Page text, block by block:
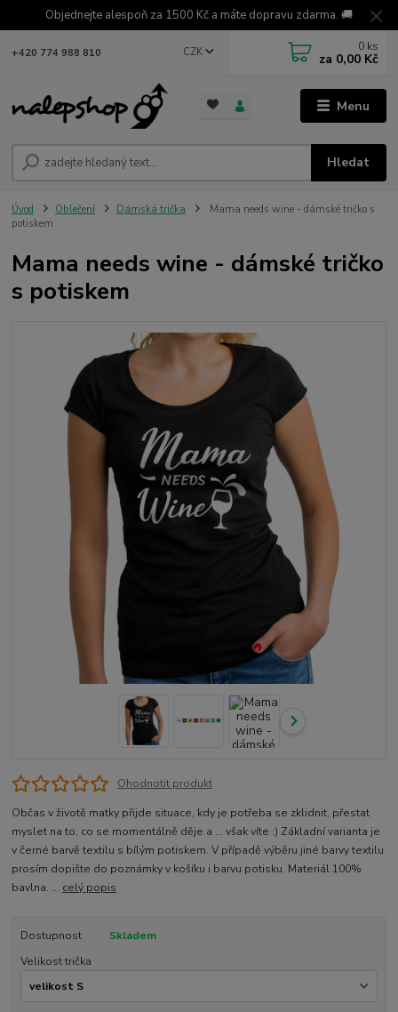
Objednejte alespoň za 1500 Kč a máte dopravu zdarma. 🚚
Menu
CZK
Hledat
+420 774 988 810 0 ks
za 0,00 Kč
Úvod Oblečení Dámská trička
Mama needs wine - dámské tričko s
potiskem
Mama needs wine - dámské tričko
s potiskem
Ohodnotit produkt
Občas v životě matky přijde situace, kdy je potřeba se zklidnit, přestat
myslet na to, co se momentálně děje a ... však víte :) Základní varianta je
v černé barvě textilu s bílým potiskem. V případě výběru jiné barvy textilu
prosím dopište do poznámky v košíku i barvu potisku. Materiál 100%
bavlna. ... celý popis
Dostupnost
Skladem
Velikost trička